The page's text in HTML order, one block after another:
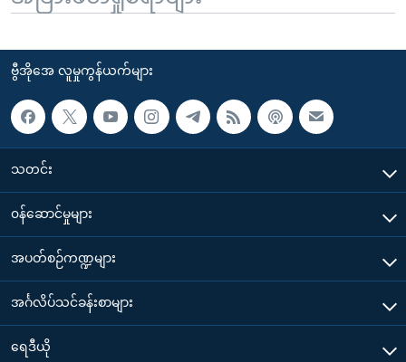
ဗွီအိုအေ လူမှုကွန်ယက်များ
သတင်း
၀န်ဆောင်မှုများ
အပတ်စဉ်ကဏ္ဍများ
အင်္ဂလိပ်သင်ခန်းစာများ
ရေဒီယို